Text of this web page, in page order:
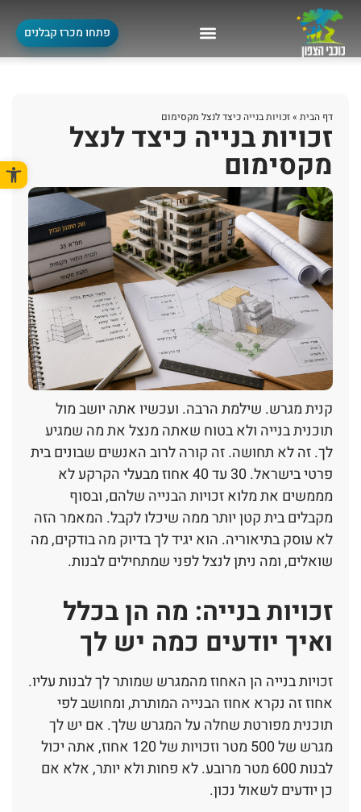
פתח
פתחו מכרז קבלנים
דף הבית »זכויות בנייה כיצד לנצל מקסימום
זכויות בנייה כיצד לנצל
מקסימום
קנית מגרש. שילמת הרבה. ועכשיו אתה יושב מול
תוכנית בנייה ולא בטוח שאתה מנצל את מה שמגיע
לך. זה לא תחושה. זה קורה לרוב האנשים שבונים בית
פרטי בישראל. 30 עד 40 אחוז מבעלי הקרקע לא
מממשים את מלוא זכויות הבנייה שלהם, ובסוף
מקבלים בית קטן יותר ממה שיכלו לקבל. המאמר הזה
לא עוסק בתיאוריה. הוא יגיד לך בדיוק מה בודקים, מה
שואלים, ומה ניתן לנצל לפני שמתחילים לבנות.
זכויות בנייה: מה הן בכלל
ואיך יודעים כמה יש לך
זכויות בנייה הן האחוז מהמגרש שמותר לך לבנות עליו.
אחוז זה נקרא אחוז הבנייה המותרת, ומחושב לפי
תוכנית מפורטת שחלה על המגרש שלך. אם יש לך
מגרש של 500 מטר וזכויות של 120 אחוז, אתה יכול
לבנות 600 מטר מרובע. לא פחות ולא יותר, אלא אם
כן יודעים לשאול נכון.